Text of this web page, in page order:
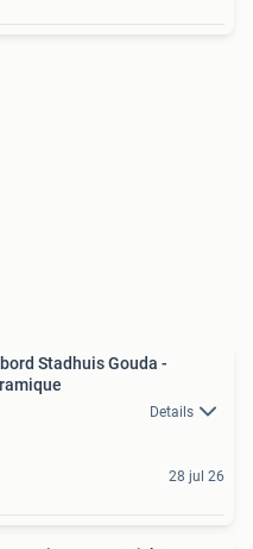
Stadhuis Gouda -
Details
28 jul 26